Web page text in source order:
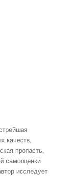
качеств,
пропасть,
самооценки
исследует